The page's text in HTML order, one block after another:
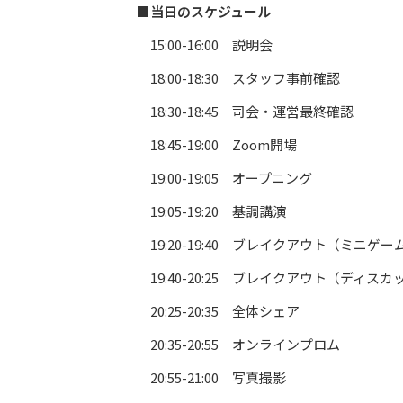
■当日のスケジュール
15:00-16:00 説明会
18:00-18:30 スタッフ事前確認
18:30-18:45 司会・運営最終確認
18:45-19:00 Zoom開場
19:00-19:05 オープニング
19:05-19:20 基調講演
19:20-19:40 ブレイクアウト（ミニゲーム
19:40-20:25 ブレイクアウト（ディスカッ
20:25-20:35 全体シェア
20:35-20:55 オンラインプロム
20:55-21:00 写真撮影